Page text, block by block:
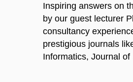
Inspiring answers on
by our guest lecturer
consultancy
prestigious journals
Informatics, Journal